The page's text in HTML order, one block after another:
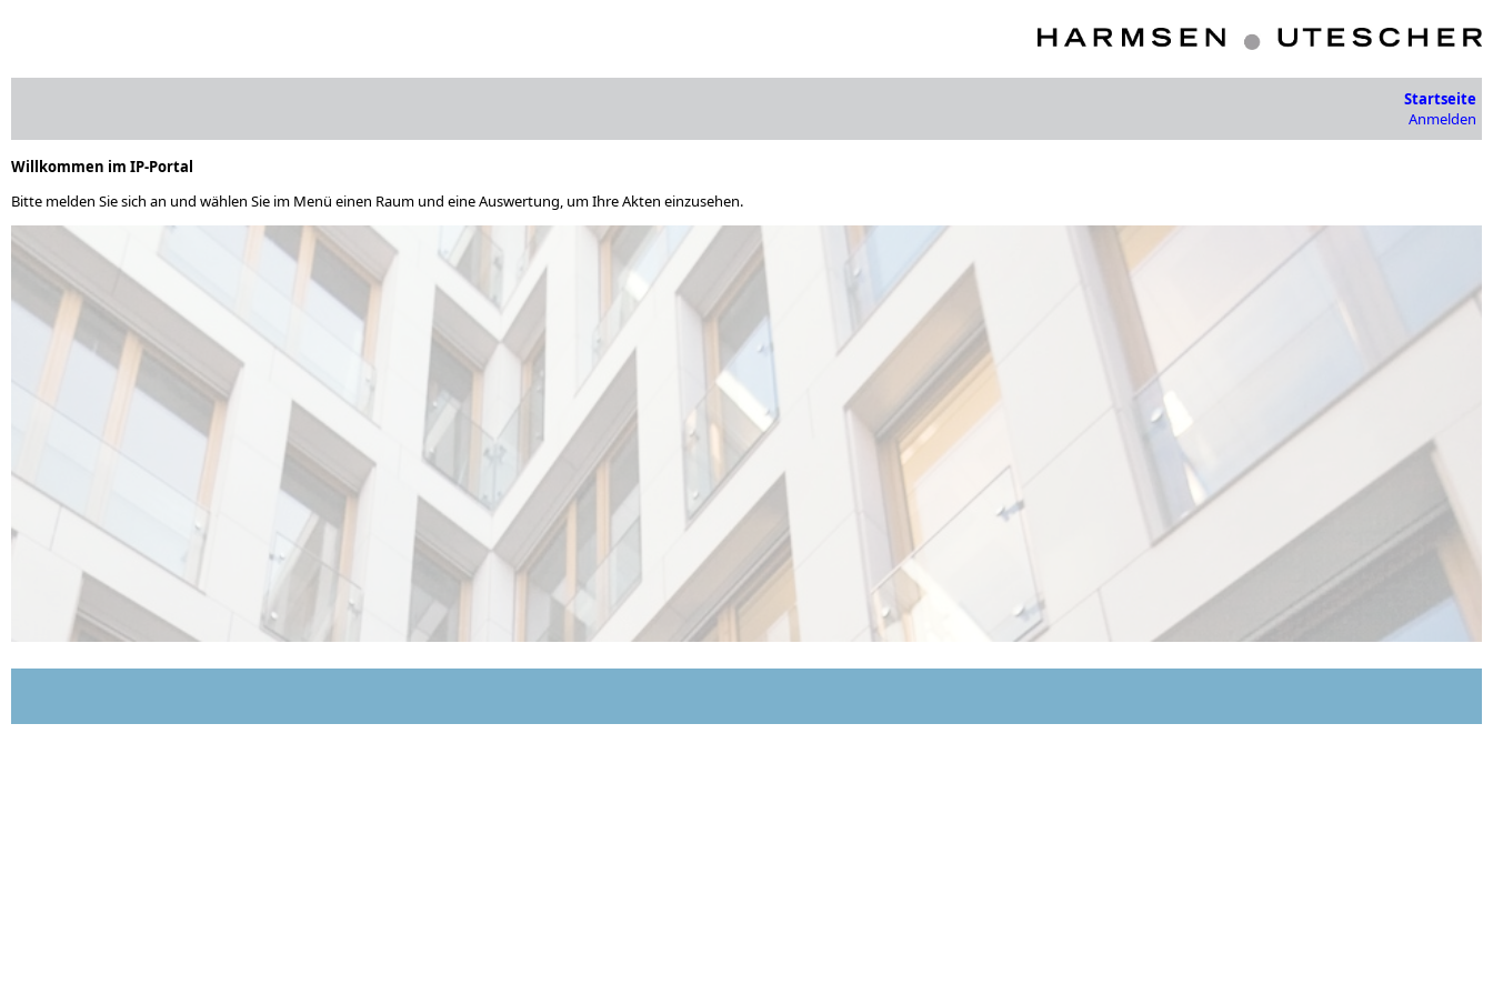
Startseite
Anmelden
Willkommen im IP-Portal
Bitte melden Sie sich an und wählen Sie im Menü einen Raum und eine Auswertung, um Ihre Akten einzusehen.